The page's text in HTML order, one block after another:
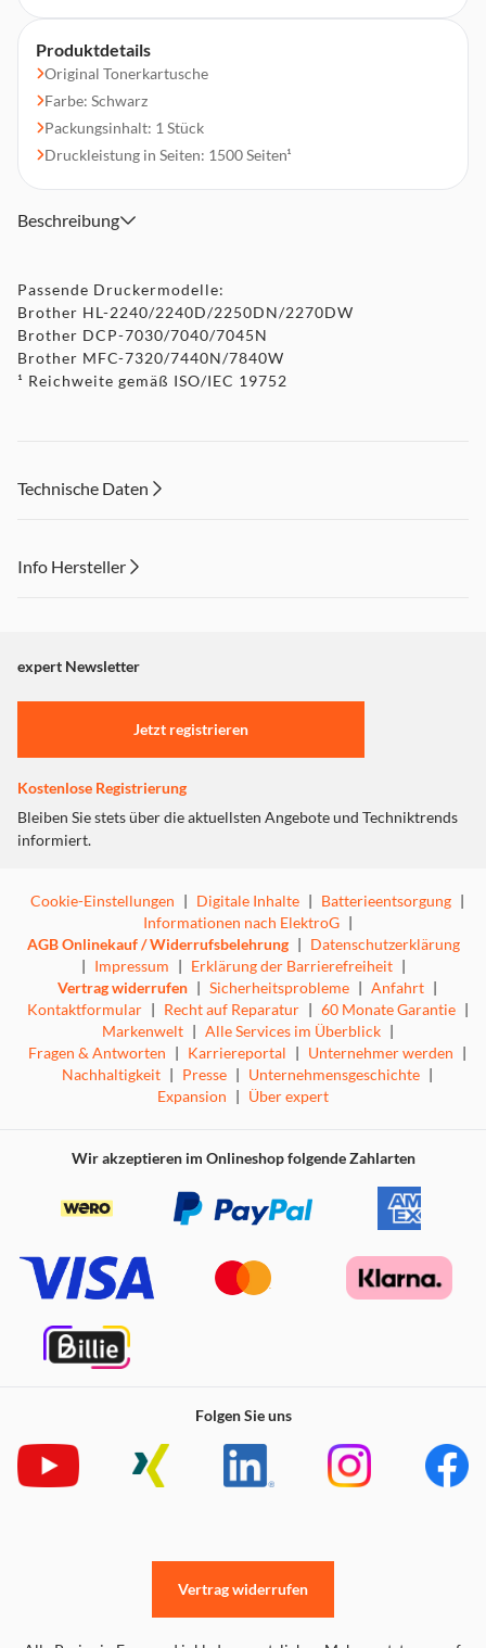
Produktdetails
Original Tonerkartusche
Farbe: Schwarz
Packungsinhalt: 1 Stück
Druckleistung in Seiten: 1500 Seiten¹
Beschreibung
Passende Druckermodelle:
Brother HL-2240/2240D/2250DN/2270DW
Brother DCP-7030/7040/7045N
Brother MFC-7320/7440N/7840W
¹ Reichweite gemäß ISO/IEC 19752
Technische Daten
Info Hersteller
"Marketing".
Einstellungen anpassen
expert Newsletter
Jetzt registrieren
Kostenlose Registrierung
Bleiben Sie stets über die aktuellsten Angebote und Techniktrends
informiert.
Cookie-Einstellungen | Digitale Inhalte | Batterieentsorgung |
Informationen nach ElektroG |
AGB Onlinekauf / Widerrufsbelehrung | Datenschutzerklärung
| Impressum | Erklärung der Barrierefreiheit |
Vertrag widerrufen | Sicherheitsprobleme | Anfahrt |
Kontaktformular | Recht auf Reparatur | 60 Monate Garantie |
Markenwelt | Alle Services im Überblick |
Fragen & Antworten | Karriereportal | Unternehmer werden |
Nachhaltigkeit | Presse | Unternehmensgeschichte |
Expansion | Über expert
Wir akzeptieren im Onlineshop folgende Zahlarten
Folgen Sie uns
Vertrag widerrufen